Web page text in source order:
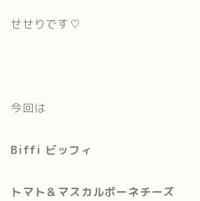
せせりです♡
今回は
Biffi ビッフィ
トマト＆マスカルポーネチーズ